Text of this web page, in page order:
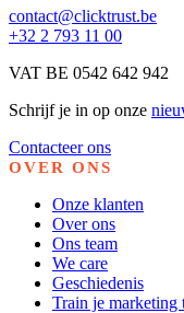
contact@clicktrust.be
+32 2 793 11 00
VAT BE 0542 642 942
Schrijf je in op onze
Contacteer ons
OVER ONS
Onze klanten
Over ons
Ons team
We care
Geschiedenis
Train je marketing